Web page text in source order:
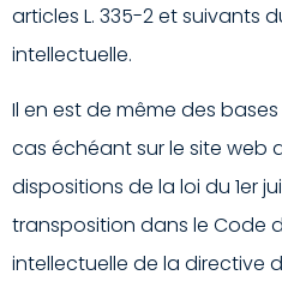
articles L. 335-2 et suivants
intellectuelle.
Il en est de même des
cas échéant sur le site web
dispositions de la loi du 1er
transposition dans le Code
intellectuelle de la directive